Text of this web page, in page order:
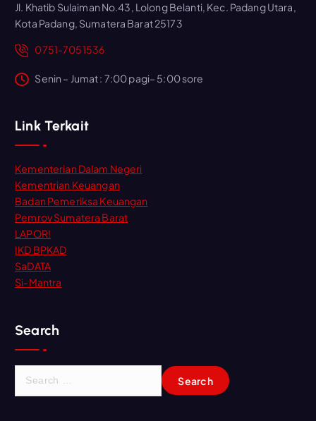
Jl. Khatib Sulaiman No.43, Lolong Belanti, Kec. Padang Utara,
Kota Padang, Sumatera Barat 25173
0751-7051536
Senin – Jumat : 7:00 pagi– 5:00 sore
Link Terkait
Kementerian Dalam Negeri
Kementrian Keuangan
Badan Pemeriksa Keuangan
Pemrov Sumatera Barat
LAPOR!
IKD BPKAD
SaDATA
Si-Mantra
Search